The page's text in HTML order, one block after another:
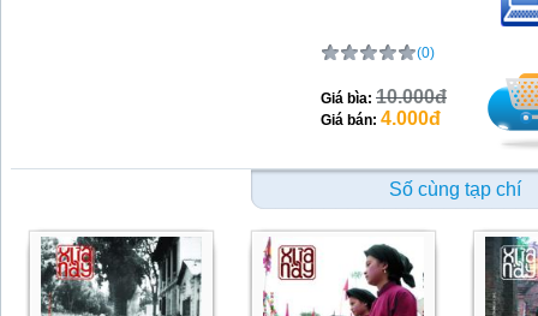
(0)
Giá bìa: 10.000đ
Giá bán: 4.000đ
Số cùng tạp chí